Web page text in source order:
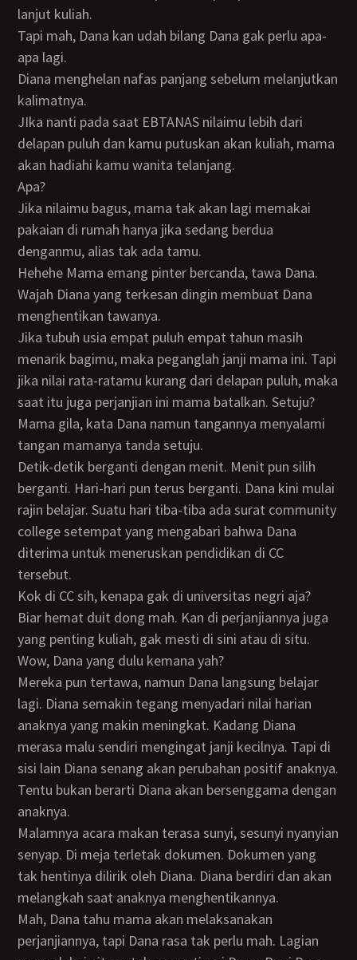
lanjut kuliah.
Tapi mah, Dana kan udah bilang Dana gak perlu apa-
apa lagi.
Diana menghelan nafas panjang sebelum melanjutkan
kalimatnya.
JIka nanti pada saat EBTANAS nilaimu lebih dari
delapan puluh dan kamu putuskan akan kuliah, mama
akan hadiahi kamu wanita telanjang.
Apa?
Jika nilaimu bagus, mama tak akan lagi memakai
pakaian di rumah hanya jika sedang berdua
denganmu, alias tak ada tamu.
Hehehe Mama emang pinter bercanda, tawa Dana.
Wajah Diana yang terkesan dingin membuat Dana
menghentikan tawanya.
Jika tubuh usia empat puluh empat tahun masih
menarik bagimu, maka peganglah janji mama ini. Tapi
jika nilai rata-ratamu kurang dari delapan puluh, maka
saat itu juga perjanjian ini mama batalkan. Setuju?
Mama gila, kata Dana namun tangannya menyalami
tangan mamanya tanda setuju.
Detik-detik berganti dengan menit. Menit pun silih
berganti. Hari-hari pun terus berganti. Dana kini mulai
rajin belajar. Suatu hari tiba-tiba ada surat community
college setempat yang mengabari bahwa Dana
diterima untuk meneruskan pendidikan di CC
tersebut.
Kok di CC sih, kenapa gak di universitas negri aja?
Biar hemat duit dong mah. Kan di perjanjiannya juga
yang penting kuliah, gak mesti di sini atau di situ.
Wow, Dana yang dulu kemana yah?
Mereka pun tertawa, namun Dana langsung belajar
lagi. Diana semakin tegang menyadari nilai harian
anaknya yang makin meningkat. Kadang Diana
merasa malu sendiri mengingat janji kecilnya. Tapi di
sisi lain Diana senang akan perubahan positif anaknya.
Tentu bukan berarti Diana akan bersenggama dengan
anaknya.
Malamnya acara makan terasa sunyi, sesunyi nyanyian
senyap. Di meja terletak dokumen. Dokumen yang
tak hentinya dilirik oleh Diana. Diana berdiri dan akan
melangkah saat anaknya menghentikannya.
Mah, Dana tahu mama akan melaksanakan
perjanjiannya, tapi Dana rasa tak perlu mah. Lagian